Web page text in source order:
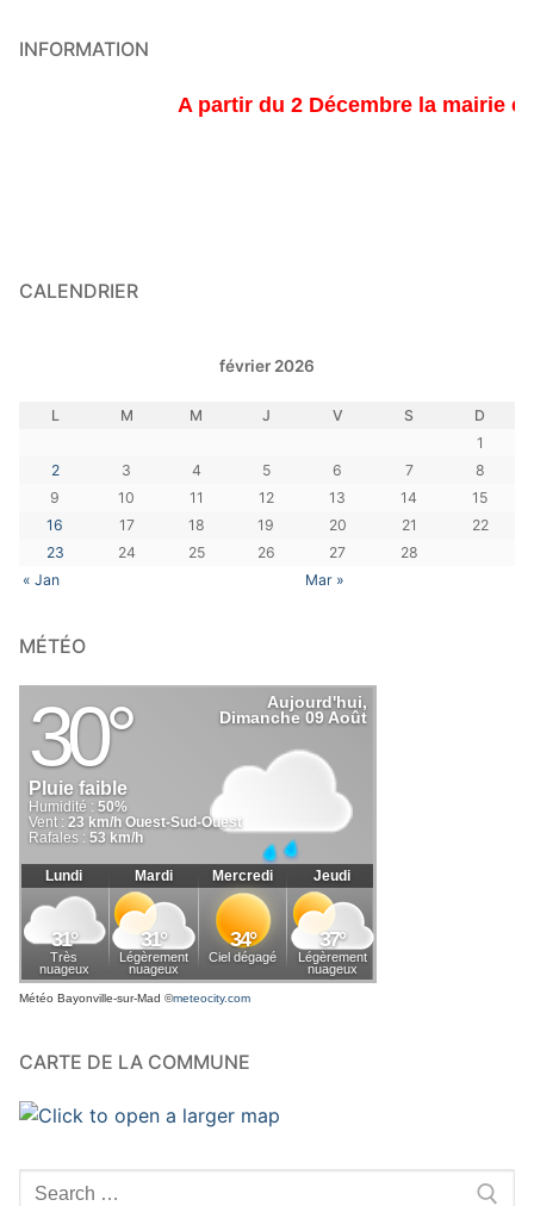
INFORMATION
A partir du 2 Décembre la mairie
CALENDRIER
février 2026
L M M J V S D
« Jan Mar »
1
2
3 4 5 6 7
8
9
10 11 12 13 14
15
16
17 18 19 20 21
22
23
24 25 26 27 28
MÉTÉO
Météo Bayonville-sur-Mad ©meteocity.com
CARTE DE LA COMMUNE
Rechercher